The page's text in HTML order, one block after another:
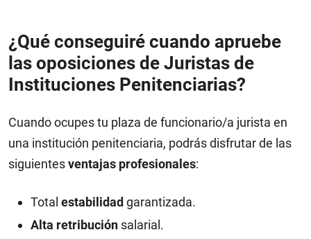
¿Qué conseguiré cuando apruebe
las oposiciones de Juristas de
Instituciones Penitenciarias?
Cuando ocupes tu plaza de funcionario/a jurista en
una institución penitenciaria, podrás disfrutar de las
siguientesventajas profesionales:
Total estabilidadgarantizada.
Alta retribución salarial.